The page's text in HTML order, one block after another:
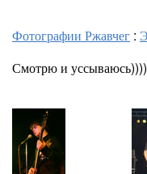
Фотографии Ржавчег :
Смотрю и